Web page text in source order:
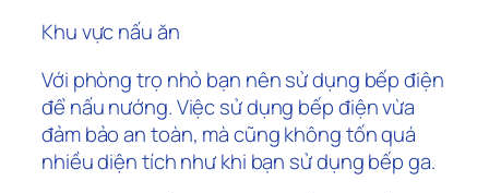
Khu vực nấu ăn
Với phòng trọ nhỏ bạn nên sử dụng bếp điện
để nấu nướng. Việc sử dụng bếp điện vừa
đảm bảo an toàn, mà cũng không tốn quá
nhiều diện tích như khi bạn sử dụng bếp ga.